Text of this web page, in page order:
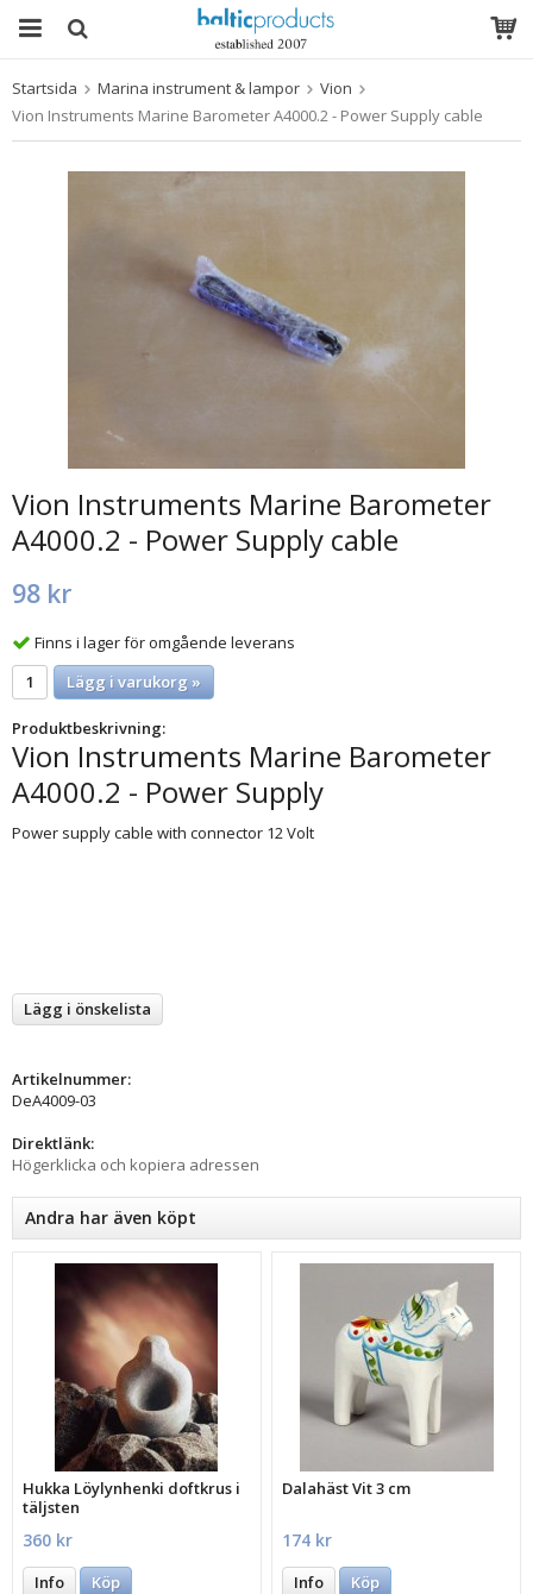
Startsida Marina instrument & lampor
Vion
Vion Instruments Marine Barometer A4000.2 - Power Supply cable
Vion Instruments Marine Barometer
A4000.2 - Power Supply cable
98 kr
Finns i lager för omgående leverans
Lägg i varukorg »
Produktbeskrivning:
Vion Instruments Marine Barometer
A4000.2 - Power Supply
Power supply cable with connector 12 Volt
Lägg i önskelista
Artikelnummer:
DeA4009-03
Direktlänk:
Högerklicka och kopiera adressen
Andra har även köpt
Hukka Löylynhenki doftkrus i
täljsten
360 kr
Info Köp
Dalahäst Vit 3 cm
174 kr
Info Köp